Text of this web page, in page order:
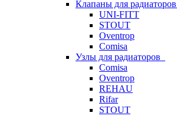
Клапаны для радиаторов
UNI-FITT
STOUT
Oventrop
Comisa
Узлы для радиаторов
Comisa
Oventrop
REHAU
Rifar
STOUT